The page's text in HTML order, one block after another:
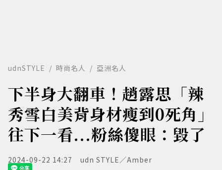
udnSTYLE 時尚名人 亞洲名人
下半身大翻車！趙露思「辣
秀雪白美背身材瘦到0死角」
往下一看...粉絲傻眼：毀了
2024-09-22 14:27 udn STYLE／Amber